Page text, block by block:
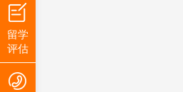
留学
评估